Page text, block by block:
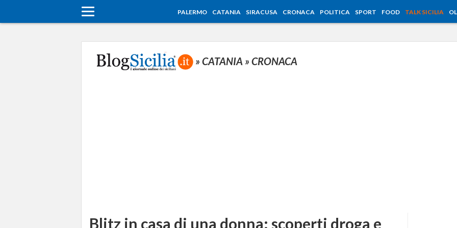
PALERMO CATANIA SIRACUSA CRONACA POLITICA SPORT FOOD TALK SICILIA
» CATANIA » CRONACA
Blitz in casa di una donna: scoperti droga e